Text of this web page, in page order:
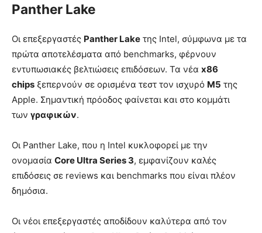
Panther Lake
Οι επεξεργαστές Panther Lake της Intel, σύμφωνα με τα
πρώτα αποτελέσματα από benchmarks, φέρνουν
εντυπωσιακές βελτιώσεις επιδόσεων. Τα νέα x86
chips ξεπερνούν σε ορισμένα τεστ τον ισχυρό M5 της
Apple. Σημαντική πρόοδος φαίνεται και στο κομμάτι
των γραφικών.
Οι Panther Lake, που η Intel κυκλοφορεί με την
ονομασία Core Ultra Series 3, εμφανίζουν καλές
επιδόσεις σε reviews και benchmarks που είναι πλέον
δημόσια.
Οι νέοι επεξεργαστές αποδίδουν καλύτερα από τον